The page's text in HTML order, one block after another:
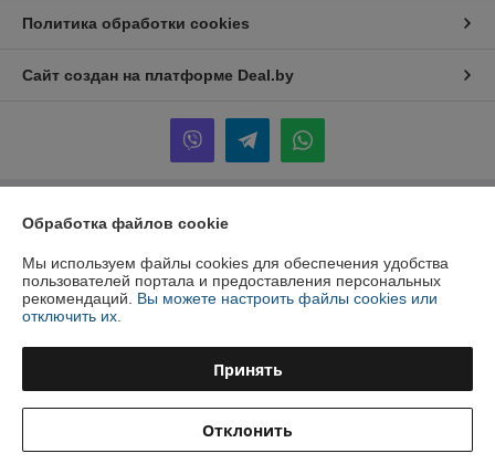
Политика обработки cookies
Сайт создан на платформе Deal.by
Информация для покупателя
Юридическое лицо:ООО "Инжеком"
г. Минск, ул. Шабаны, 14а, к.40
Регистрационный номер ЕГР: 192939798
УНП: 192939798
Регистрационный орган: Минский горисполком
Дата регистрации компании: 10.07.2017
Ссылка на свидетельство/лицензию
Обработка файлов cookie
Мы используем файлы cookies для обеспечения удобства
пользователей портала и предоставления персональных
рекомендаций. Вы можете настроить файлы cookies или
отключить их.
Принять
Отклонить